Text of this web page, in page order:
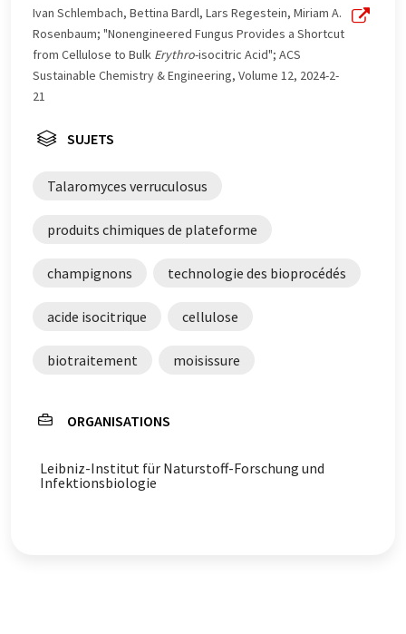
été traduit avec traduction automatique, il est possible
qu'il contienne des erreurs de vocabulaire, de syntaxe ou
de grammaire. L'article original dans Anglais peut être
trouvéici.
Ivan Schlembach, Bettina Bardl, Lars Regestein, Miriam A.
Rosenbaum; "Nonengineered Fungus Provides a Shortcut
from Cellulose to Bulk Erythro-isocitric Acid"; ACS
Sustainable Chemistry & Engineering, Volume 12, 2024-2-
21
SUJETS
Talaromyces verruculosus
produits chimiques de plateforme
champignons technologie des bioprocédés
acide isocitrique cellulose
biotraitement moisissure
ORGANISATIONS
Leibniz-Institut für Naturstoff-Forschung und
Infektionsbiologie